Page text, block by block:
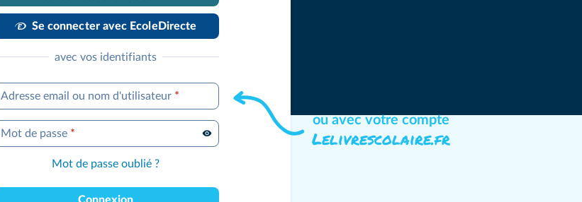
ou avec votre compte
Lelivrescolaire.fr
Se connecter avec EcoleDirecte
avec vos identifiants
Adresse email ou nom d'utilisateur *
Mot de passe *
Mot de passe oublié ?
Connexion